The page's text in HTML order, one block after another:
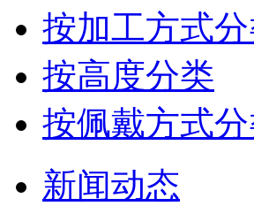
按加工方式
按高度分类
按佩戴方式
新闻动态